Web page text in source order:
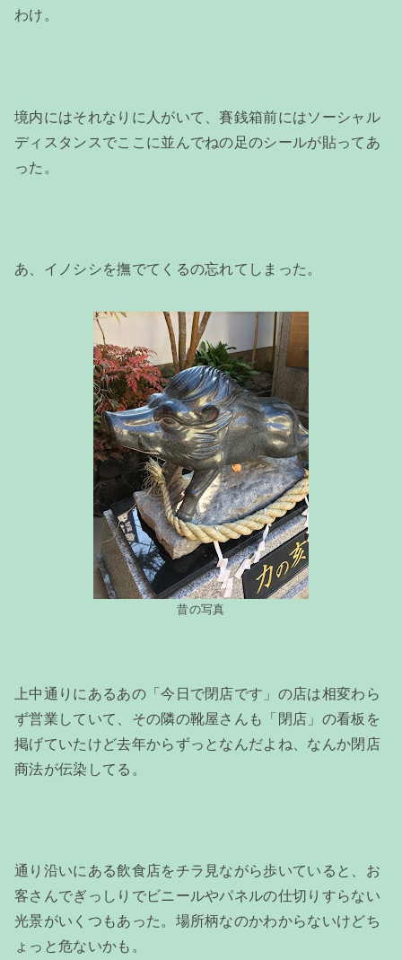
わけ。
境内にはそれなりに人がいて、賽銭箱前にはソーシャル
ディスタンスでここに並んでねの足のシールが貼ってあ
った。
あ、イノシシを撫でてくるの忘れてしまった。
昔の写真
上中通りにあるあの「今日で閉店です」の店は相変わら
ず営業していて、その隣の靴屋さんも「閉店」の看板を
掲げていたけど去年からずっとなんだよね、なんか閉店
商法が伝染してる。
通り沿いにある飲食店をチラ見ながら歩いていると、お
客さんでぎっしりでビニールやパネルの仕切りすらない
光景がいくつもあった。場所柄なのかわからないけどち
ょっと危ないかも。